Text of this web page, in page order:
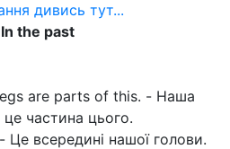
дивись тут...
the past
are parts of this. - Наша
частина цього.
всередині нашої голови.